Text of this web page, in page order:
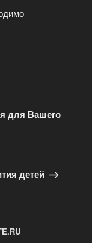
для Вашего
детей